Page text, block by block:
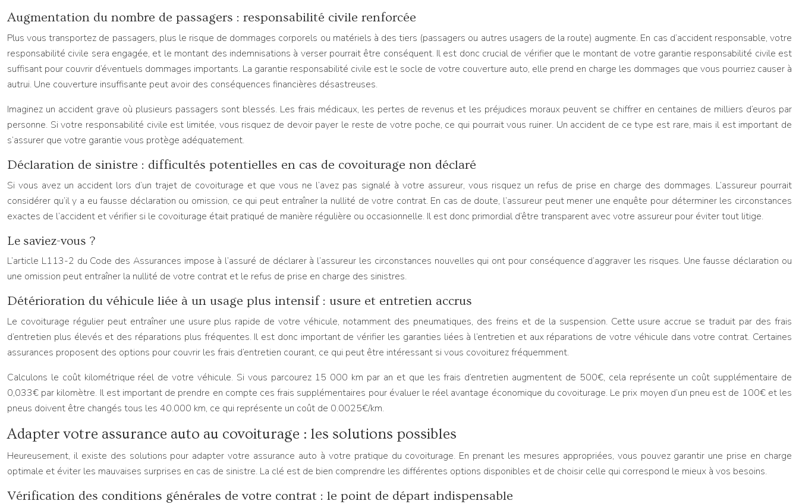
Augmentation du nombre de passagers : responsabilité civile renforcée
Plus vous transportez de passagers, plus le risque de dommages corporels ou matériels à des tiers (passagers ou autres usagers de la route) augmente. En cas d’accident responsable, votre
responsabilité civile sera engagée, et le montant des indemnisations à verser pourrait être conséquent. Il est donc crucial de vérifier que le montant de votre garantie responsabilité civile est
suffisant pour couvrir d’éventuels dommages importants. La garantie responsabilité civile est le socle de votre couverture auto, elle prend en charge les dommages que vous pourriez causer à
autrui. Une couverture insuffisante peut avoir des conséquences financières désastreuses.
Imaginez un accident grave où plusieurs passagers sont blessés. Les frais médicaux, les pertes de revenus et les préjudices moraux peuvent se chiffrer en centaines de milliers d’euros par
personne. Si votre responsabilité civile est limitée, vous risquez de devoir payer le reste de votre poche, ce qui pourrait vous ruiner. Un accident de ce type est rare, mais il est important de
s’assurer que votre garantie vous protège adéquatement.
Déclaration de sinistre : difficultés potentielles en cas de covoiturage non déclaré
Si vous avez un accident lors d’un trajet de covoiturage et que vous ne l’avez pas signalé à votre assureur, vous risquez un refus de prise en charge des dommages. L’assureur pourrait
considérer qu’il y a eu fausse déclaration ou omission, ce qui peut entraîner la nullité de votre contrat. En cas de doute, l’assureur peut mener une enquête pour déterminer les circonstances
exactes de l’accident et vérifier si le covoiturage était pratiqué de manière régulière ou occasionnelle. Il est donc primordial d’être transparent avec votre assureur pour éviter tout litige.
Le saviez-vous ?
L’article L113-2 du Code des Assurances impose à l’assuré de déclarer à l’assureur les circonstances nouvelles qui ont pour conséquence d’aggraver les risques. Une fausse déclaration ou
une omission peut entraîner la nullité de votre contrat et le refus de prise en charge des sinistres.
Détérioration du véhicule liée à un usage plus intensif : usure et entretien accrus
Le covoiturage régulier peut entraîner une usure plus rapide de votre véhicule, notamment des pneumatiques, des freins et de la suspension. Cette usure accrue se traduit par des frais
d’entretien plus élevés et des réparations plus fréquentes. Il est donc important de vérifier les garanties liées à l’entretien et aux réparations de votre véhicule dans votre contrat. Certaines
assurances proposent des options pour couvrir les frais d’entretien courant, ce qui peut être intéressant si vous covoiturez fréquemment.
Calculons le coût kilométrique réel de votre véhicule. Si vous parcourez 15 000 km par an et que les frais d’entretien augmentent de 500€, cela représente un coût supplémentaire de
0,033€ par kilomètre. Il est important de prendre en compte ces frais supplémentaires pour évaluer le réel avantage économique du covoiturage. Le prix moyen d’un pneu est de 100€ et les
pneus doivent être changés tous les 40.000 km, ce qui représente un coût de 0.0025€/km.
Adapter votre assurance auto au covoiturage : les solutions possibles
Heureusement, il existe des solutions pour adapter votre assurance auto à votre pratique du covoiturage. En prenant les mesures appropriées, vous pouvez garantir une prise en charge
optimale et éviter les mauvaises surprises en cas de sinistre. La clé est de bien comprendre les différentes options disponibles et de choisir celle qui correspond le mieux à vos besoins.
Vérification des conditions générales de votre contrat : le point de départ indispensable